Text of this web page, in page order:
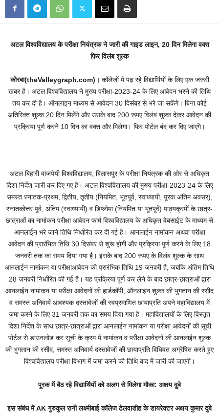
अटल विश्वविद्यालय के परीक्षा नियंत्रक ने जारी की गाइड लाइन, 20 दिन मिलेगा वक्त
फिर विलंब शुल्क
कोरबा(theValleygraph.com)। कॉलेजों में पढ़ रहे विद्यार्थियों के लिए एक जरूरी
खबर है। अटल विश्वविद्यालय ने मुख्य परीक्षा-2023-24 के लिए आवेदन भरने की तिथि
तय कर दी है। ऑनलाइन माध्यम से आवेदन 30 दिसंबर से भरे जा सकेंगे। बिना कोई
अतिरिक्त शुल्क 20 दिन मिलेंगे और उसके बाद 200 रूपए विलंब शुल्क देकर आवेदन की
प्रक्रिया पूर्ण करने 10 दिन का वक्त और मिलेगा। फिर पोर्टल बंद कर दिए जाएंगे।
अटल बिहारी वाजपेयी विश्वविद्यालय, बिलासपुर के परीक्षा नियंत्रक की ओर से अधिकृत
दिशा निर्देश जारी कर दिए गए हैं। अटल विश्वविद्यालय की मुख्य परीक्षा-2023-24 के लिए
समस्त स्नातक-प्रथम, द्वितीय, तृतीय (नियमित, भूतपूर्व, स्वाध्यायी, पूरक अंतिम अवसर),
स्नातकोत्तर पूर्व, अंतिम (स्वाध्यायी) व डिप्लोमा (नियमित या भूतपूर्व) पाठ्यक्रमों के छात्र-
छात्राओं का नामांकन परीक्षा आवेदन फार्म विश्वविद्यालय के अधिकृत वेबसाईट के माध्यम से
आनलाईन भरे जाने तिथि निर्धारित कर दी गई है। आनलाईन नामांकन अथवा परीक्षा
आवेदन की प्रारंभिक तिथि 30 दिसंबर से शुरू होगी और प्रक्रिया पूर्ण करने के लिए 18
जनवरी तक का समय दिया गया है। इसके बाद 200 रूपए के विलंब शुल्क के साथ
आनलाईन नामांकन या परीक्षाआवेदन की प्रारंभिक तिथि 19 जनवरी है, जबकि अंतिम तिथि
28 जनवरी निर्धारित की गई है। यह प्रक्रिया पूर्ण कर लेने के बाद छात्र-छात्राओं द्वारा
आनलाईन नामांकन या परीक्षा आवेदनों की हार्डकॉपी, ऑनलाइन शुल्क की भुगतान की रसीद
व समस्त अनिवार्य आवश्यक दस्तावेजों की स्वप्रमाणित छायाप्रति अपने महाविद्यालय में
जमा करने के लिए 31 जनवरी तक का समय दिया गया है। महाविद्यालयों के लिए विस्तृत
दिशा निर्देश के साथ छात्र-छात्राओं द्वारा आनलाईन नामांकन या परीक्षा आवेदनों की सूची
पोर्टल से डाउनलोड कर सूची के क्रम में नामांकन व परीक्षा आवेदनों की आनलाईन शुल्क
की भुगतान की रसीद, समस्त अनिवार्य दस्तावेजों की छायाप्रति विधिवत अग्रेषित करते हुए
विश्वविद्यालय परीक्षा विभाग में जमा करने की तिथि बाद में जारी की जाएगी।
पूरक में बैठ रहे विद्यार्थियों को अलग से मिलेगा मौका: अक्षय दुबे
इस संबंध में AK गुरुकुल रानी लक्ष्मीबाई कॉलेज ढेलवाडीह के डायरेक्टर अक्षय कुमार दुबे